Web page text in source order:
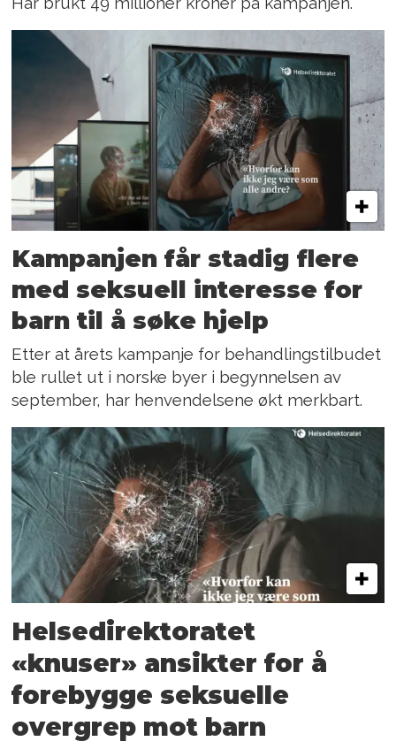
Kampanjen får stadig flere
med seksuell interesse for
barn til å søke hjelp
Etter at årets kampanje for behandlingstilbudet
ble rullet ut i norske byer i begynnelsen av
september, har henvendelsene økt merkbart.
Helsedirektoratet
«knuser» ansikter for å
forebygge seksuelle
overgrep mot barn